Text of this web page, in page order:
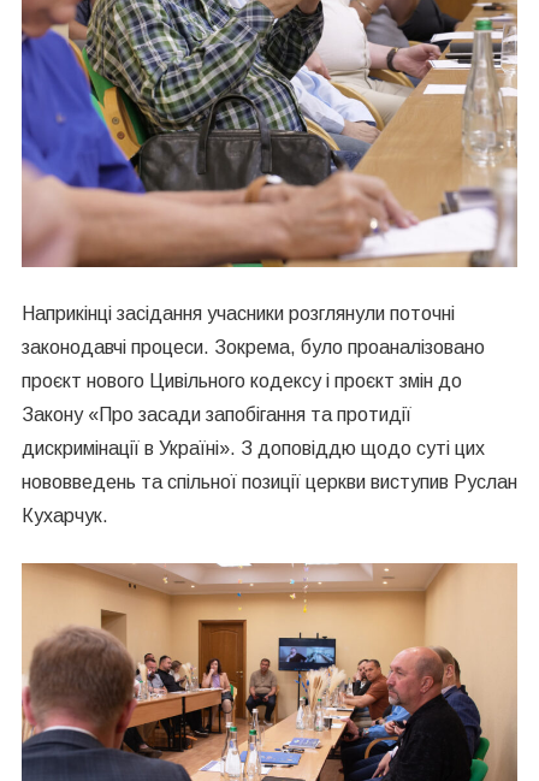
Наприкінці засідання учасники розглянули поточні
законодавчі процеси. Зокрема, було проаналізовано
проєкт нового Цивільного кодексу і проєкт змін до
Закону «Про засади запобігання та протидії
дискримінації в Україні». З доповіддю щодо суті цих
нововведень та спільної позиції церкви виступив Руслан
Кухарчук.